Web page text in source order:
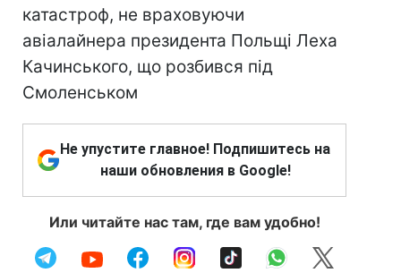
катастроф, не враховуючи
авіалайнера президента Польщі Леха
Качинського, що розбився під
Смоленськом
Не упустите главное! Подпишитесь на
наши обновления в Google!
Или читайте нас там, где вам удобно!